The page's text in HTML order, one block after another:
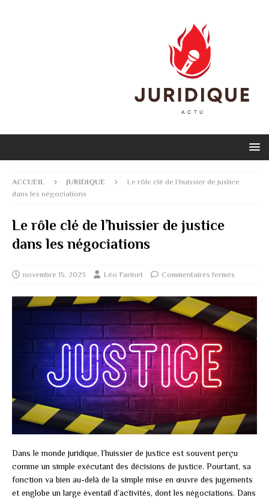
ACCUEIL JURIDIQUE
Le rôle clé de l’huissier de justice
dans les négociations
Le rôle clé de l’huissier de justice
dans les négociations
novembre 15, 2023 Léo Farinet Commentaires fermés
Dans le monde juridique, l’huissier de justice est souvent perçu
comme un simple exécutant des décisions de justice. Pourtant, sa
fonction va bien au-delà de la simple mise en œuvre des jugements
et englobe un large éventail d’activités, dont les négociations. Dans